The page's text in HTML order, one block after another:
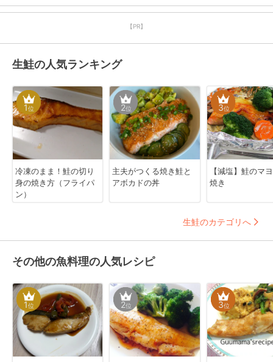
【PR】
生鮭の人気ランキング
1位
冷凍のまま！鮭の切り
身の焼き方（フライパ
ン）
2位
主夫がつくる焼き鮭と
アボカドの丼
3位
【減塩】鮭のマ
焼き
生鮭のカテゴリへ
その他の魚料理の人気レシピ
1位 2位 3位